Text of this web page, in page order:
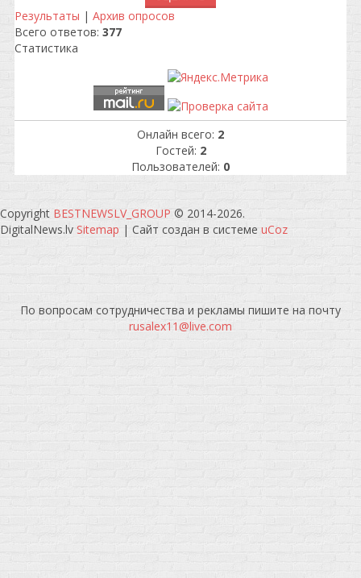
Результаты | Архив опросов
Всего ответов: 377
Статистика
Онлайн всего: 2
Гостей: 2
Пользователей: 0
Copyright BESTNEWSLV_GROUP © 2014-2026.
DigitalNews.lv Sitemap | Сайт создан в системе uCoz
По вопросам сотрудничества и рекламы пишите на почту
rusalex11@live.com